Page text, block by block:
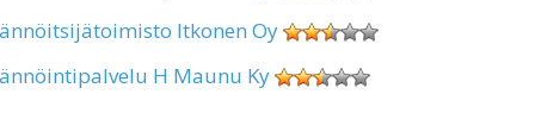
Itkonen Oy
H Maunu Ky